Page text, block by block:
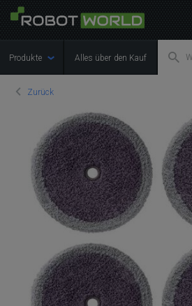
Produkte Alles über den Kauf
Zurück